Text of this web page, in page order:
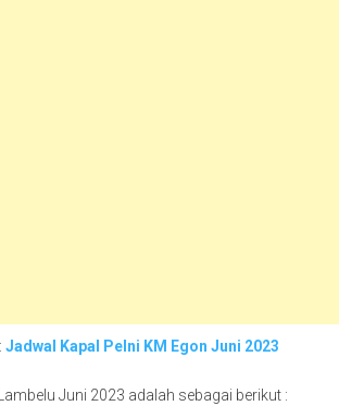
Jadwal Kapal Pelni KM Egon Juni 2023
Juni 2023 adalah sebagai berikut :